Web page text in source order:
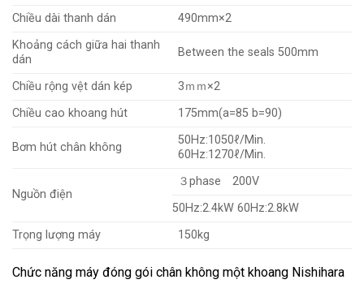
Chiều dài thanh dán
490mm×2
Khoảng cách giữa hai thanh
dán
Between the seals 500mm
Chiều rộng vệt dán kép
3ｍｍ×2
Chiều cao khoang hút
175mm(a=85 b=90)
Bơm hút chân không
50Hz:1050ℓ/Min.
60Hz:1270ℓ/Min.
Nguồn điện
３phase 200V
50Hz:2.4kW 60Hz:2.8kW
Trọng lượng máy
150kg
Chức năng máy đóng gói chân không một khoang Nishihara